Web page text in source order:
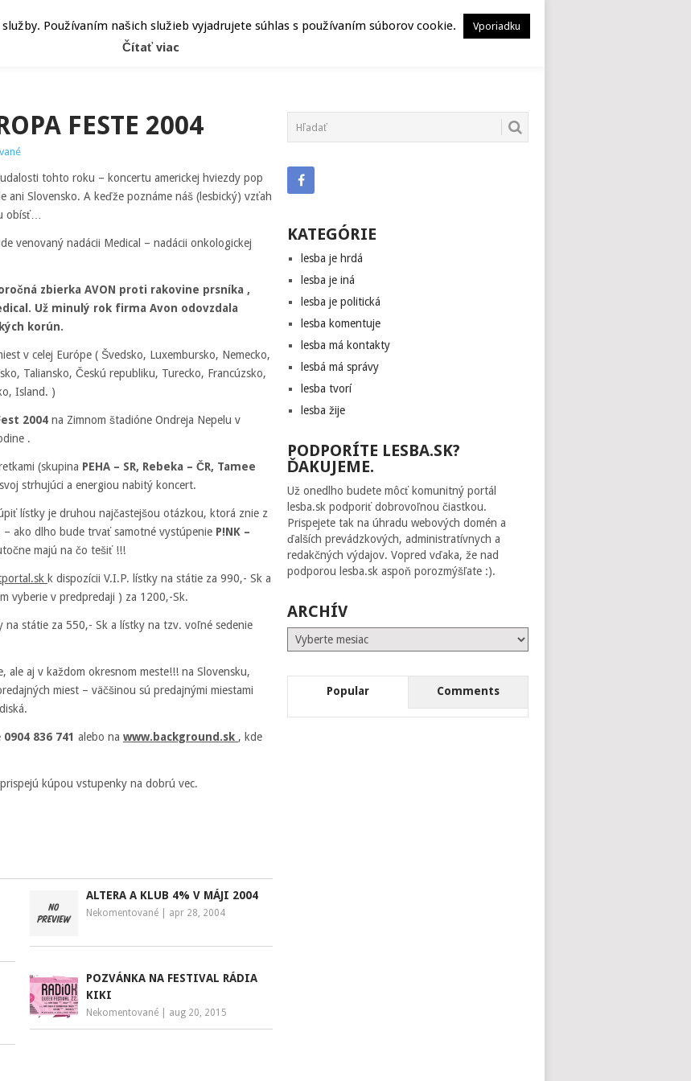
ČLÁNKY HEPY ATRIBÚT HERSTORY MUSEION
FESTE 2004
tohto roku – koncertu americkej hviezdy pop
ani Slovensko. A keďže poznáme náš (lesbický) vzťah
obísť…
venovaný nadácii Medical – nadácii onkologickej
zbierka AVON proti rakovine prsníka ,
Už minulý rok firma Avon odovzdala
korún.
v celej Európe ( Švedsko, Luxembursko, Nemecko,
Taliansko, Českú republiku, Turecko, Francúzsko,
Island. )
2004 na Zimnom štadióne Ondreja Nepelu v
.
(skupina PEHA – SR, Rebeka – ČR, Tamee
strhujúci a energiou nabitý koncert.
lístky je druhou najčastejšou otázkou, ktorá znie z
ako dlho bude trvať samotné vystúpenie P!NK –
majú na čo tešiť !!!
k dispozícii V.I.P. lístky na státie za 990,- Sk a
vyberie v predpredaji ) za 1200,-Sk.
státie za 550,- Sk a lístky na tzv. voľné sedenie
ale aj v každom okresnom meste!!! na Slovensku,
miest – väčšinou sú predajnými miestami
0904 836 741 alebo na www.background.sk , kde
kúpou vstupenky na dobrú vec.
ALTERA A KLUB 4% V MÁJI 2004
Nekomentované apr 28, 2004
POZVÁNKA NA FESTIVAL RÁDIA
KIKI
Nekomentované aug 20, 2015
KATEGÓRIE
lesba je hrdá
lesba je iná
lesba je politická
lesba komentuje
lesba má kontakty
lesbá má správy
lesba tvorí
lesba žije
PODPORÍTE LESBA.SK?
ĎAKUJEME.
Už onedlho budete môcť komunitný portál
lesba.sk podporiť dobrovoľnou čiastkou.
Prispejete tak na úhradu webových domén a
ďalších prevádzkových, administratívnych a
redakčných výdajov. Vopred vďaka, že nad
podporou lesba.sk aspoň porozmýšľate :).
ARCHÍV
Archív
Popular Comments
Používaním našich služieb vyjadrujete súhlas s používaním súborov cookie. Vporiadku
Čítať viac